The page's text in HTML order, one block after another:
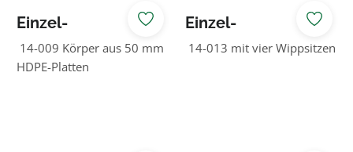
Einzel-
Federspielgerät
Trecker
14-009 Körper aus 50 mm
HDPE-Platten
Einzel-
Federspielgerät
14-013 mit vier Wippsitzen